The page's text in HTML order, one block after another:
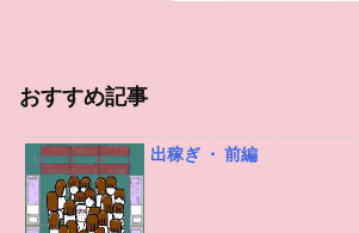
おすすめ記事
出稼ぎ ・ 前編